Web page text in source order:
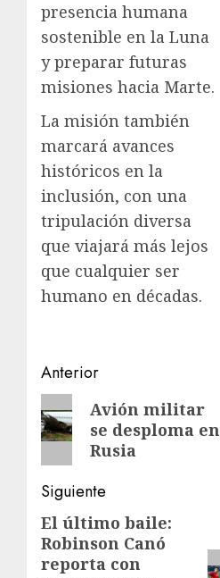
presencia humana
sostenible en la Luna
y preparar futuras
misiones hacia Marte.
La misión también
marcará avances
históricos en la
inclusión, con una
tripulación diversa
que viajará más lejos
que cualquier ser
humano en décadas.
Navegación
de
entradas
Anterior
Entrada
anterior:
Avión militar
se desploma en
Rusia
Siguiente
Siguiente
entrada:
El último baile:
Robinson Canó
reporta con